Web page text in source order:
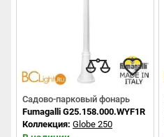
Садово-парковый фонарь
Fumagalli G25.158.000.WYF1R
Коллекция: Globe 250